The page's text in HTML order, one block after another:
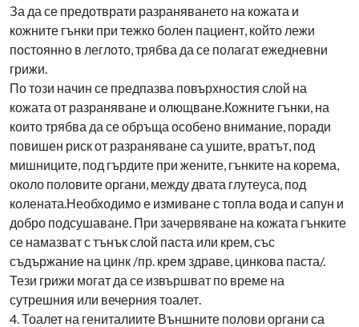
За да се предотврати разраняването на кожата и
кожните гънки при тежко болен пациент, който лежи
постоянно в леглото, трябва да се полагат ежедневни
грижи.
По този начин се предпазва повърхностия слой на
кожата от разраняване и олющване.Кожните гънки, на
които трябва да се обръща особено внимание, поради
повишен риск от разраняване са ушите, вратът, под
мишниците, под гърдите при жените, гънките на корема,
около половите органи, между двата глутеуса, под
колената.Необходимо е измиване с топла вода и сапун и
добро подсушаване. При зачервяване на кожата гънките
се намазват с тънък слой паста или крем, със
съдържание на цинк /пр. крем здраве, цинкова паста/.
Тези грижи могат да се извършват по време на
сутрешния или вечерния тоалет.
4. Тоалет на гениталиите Външните полови органи са